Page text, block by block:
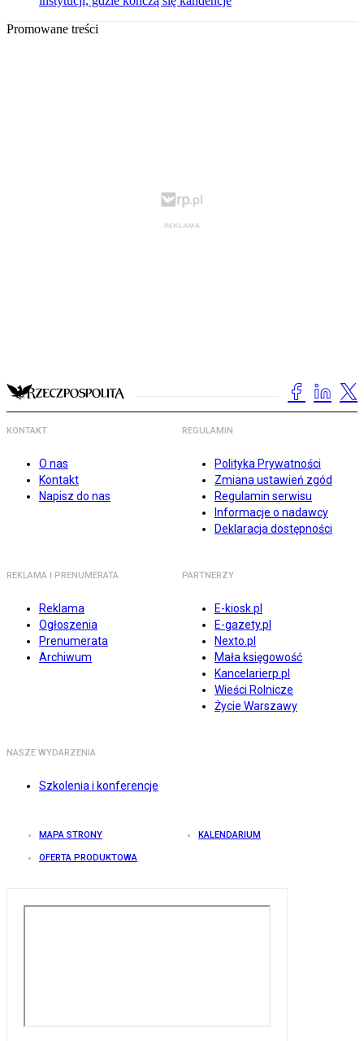
Promowane treści
KONTAKT
O nas
Kontakt
Napisz do nas
REGULAMIN
Polityka Prywatności
Zmiana ustawień zgód
Regulamin serwisu
Informacje o nadawcy
Deklaracja dostępności
REKLAMA I PRENUMERATA
Reklama
Ogłoszenia
Prenumerata
Archiwum
PARTNERZY
E-kiosk.pl
E-gazety.pl
Nexto.pl
Mała księgowość
Kancelarierp.pl
Wieści Rolnicze
Życie Warszawy
NASZE WYDARZENIA
Szkolenia i konferencje
MAPA STRONY KALENDARIUM
OFERTA PRODUKTOWA